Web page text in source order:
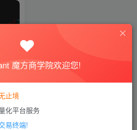
例
464
魔方商学院欢迎您!
止境
化平台服务
易终端!